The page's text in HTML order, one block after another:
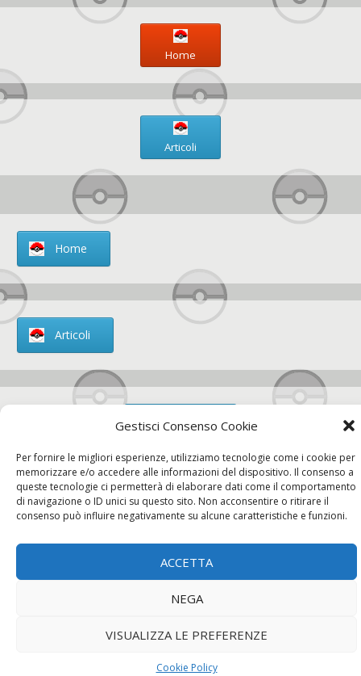
Gestisci Consenso Cookie
Per fornire le migliori esperienze, utilizziamo tecnologie come i cookie per
memorizzare e/o accedere alle informazioni del dispositivo. Il consenso a
queste tecnologie ci permetterà di elaborare dati come il comportamento
di navigazione o ID unici su questo sito. Non acconsentire o ritirare il
consenso può influire negativamente su alcune caratteristiche e funzioni.
ACCETTA
NEGA
VISUALIZZA LE PREFERENZE
Cookie Policy
Home
Articoli
Home
Articoli
Chi siamo
Contatti
Chi siamo Contatti Privacy Policy